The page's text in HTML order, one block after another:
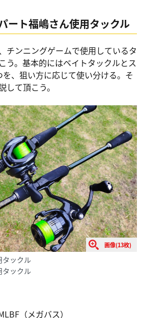
ート福嶋さん使用タックル
チンニングゲームで使用しているタ
う。基本的にはベイトタックルとス
、狙い方に応じて使い分ける。そ
して頂こう。
画像(13枚)
タックル
タックル
（メガバス）